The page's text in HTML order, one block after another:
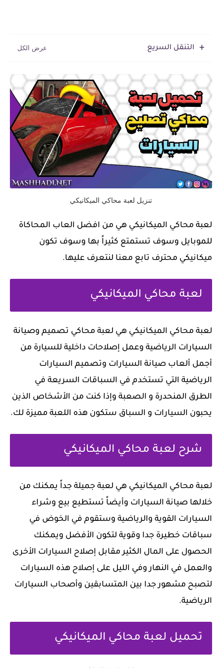
التنقل السريع
تنزيل لعبة محاكي الميكانيكي
لعبة محاكي الميكانيكي هي من افضل العاب المحاكاة
للموبايل وسوف تستمتع كثيراً بها وسوف تكون
ميكانيكي محترف تابع معنا لنتعرف عليها.
لعبة محاكي الميكانيكي
لعبة محاكي الميكانيكي هي لعبة محاكي تصميم وصيانة
السيارات الرياضية وعمل إصلاحات داخلية للسيارة من
أجمل ألعاب صيانة السيارات وتصميم السيارات
الرياضية التي تستخدم في السباقات السريعة في
الطرق المنحدرة و الصعبة وإذا كنت من الأشخاص الذين
يحبون السيارات و السباق ستكون هذه اللعبة مميزة لك.
شرح لعبة محاكي الميكانيكي
لعبة محاكي الميكانيكي هي ‏لعبة جميلة جداً يمكنك من
خلالها صيانة السيارات وأيضاً تستطيع بيع وشراء
السيارات القوية والرياضية وستقوم في الخوض في
سباقات خطيرة جدا وقوية لتكون الأفضل ويمكنك
الحصول على المال الكثير مقابل إصلاح السيارات الأخرى
والعمل في النهار وفي الليل على إصلاح هذه السيارات
لتصبح مشهور جدا بين المتسابقين وأصحاب السيارات
الرياضية.
تحميل لعبة محاكي الميكانيكي